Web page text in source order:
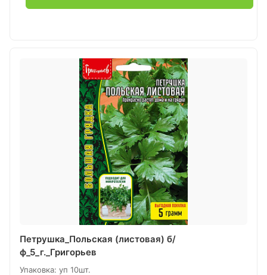
Петрушка_Польская (листовая) б/
ф_5_г._Григорьев
Упаковка: уп 10шт.